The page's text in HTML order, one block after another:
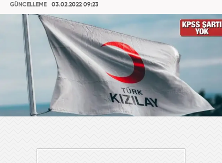
GÜNCELLEME
03.02.2022 09:23